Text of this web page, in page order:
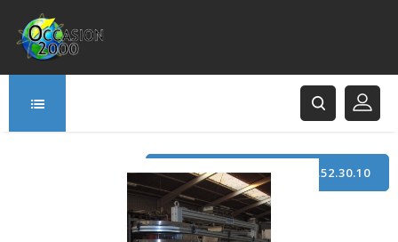
TÉLÉPHONE : +33 (0)3.21.52.30.10
166 Rue Principale
62120 Saint-Hilaire-Cottes